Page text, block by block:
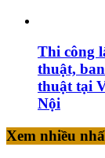
Thi công
thuật,
thuật tại
Nội
Xem nhiều